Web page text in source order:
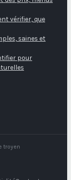
vérifier, que
saines et
pour
troyen